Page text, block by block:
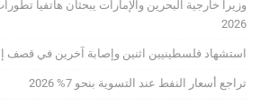
وزيرا خارجية البحرين والإمارات يبحثان هاتفياً
2026
استشهاد فلسطينيين اثنين وإصابة آخرين في قصف
تراجع أسعار النفط عند التسوية بنحو 7% 2026